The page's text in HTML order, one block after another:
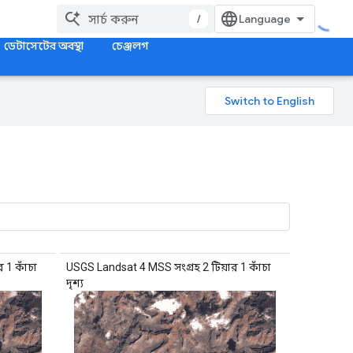
/
ডেটাসেটের অবস্থা চেঞ্জলগ
1 কাঁচা
USGS Landsat 4 MSS সংগ্রহ 2 টিয়ার 1 কাঁচা
দৃশ্য